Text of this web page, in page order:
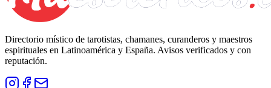
Directorio místico de tarotistas, chamanes, curanderos y maestros
espirituales en Latinoamérica y España. Avisos verificados y con
reputación.